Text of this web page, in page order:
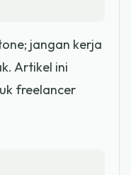
jangan kerja
Artikel ini
freelancer